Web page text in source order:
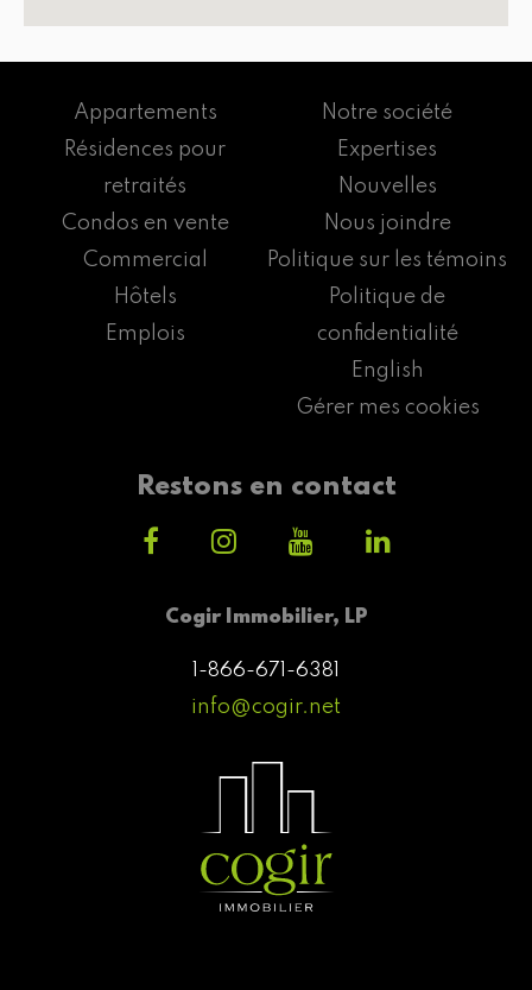
Cogir Immobilier, LP
1-866-671-6381
info@cogir.net
Appartements
Résidences pour
retraités
Condos en vente
Commercial
Hôtels
Emplois
Notre société
Expertises
Nouvelles
Nous joindre
Politique sur les témoins
Politique de
confidentialité
English
Gérer mes cookies
Restons en contact